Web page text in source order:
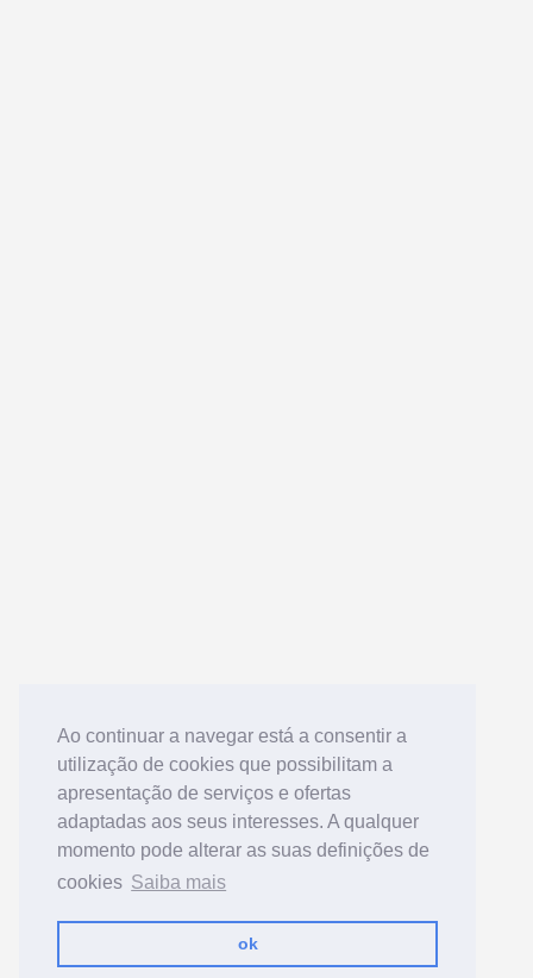
Ao continuar a navegar está a consentir a
utilização de cookies que possibilitam a
apresentação de serviços e ofertas
adaptadas aos seus interesses. A qualquer
momento pode alterar as suas definições de
cookies Saiba mais
ok